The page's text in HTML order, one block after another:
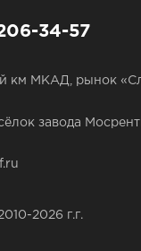
34-57
й км МКАД, рынок
завода
2026 г.г.